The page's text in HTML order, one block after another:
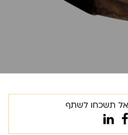
תשכחו לשתף